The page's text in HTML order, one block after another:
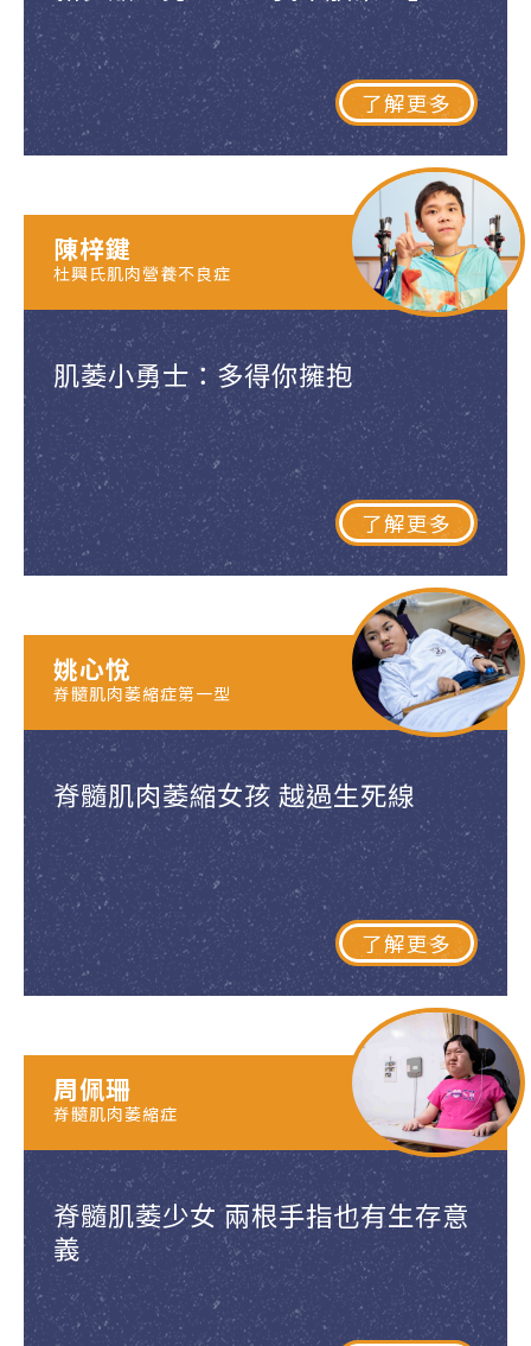
了解更多
肌萎小勇士：多得你擁抱
了解更多
陳梓鍵
杜興氏肌肉營養不良症
脊髓肌肉萎縮女孩 越過生死線
了解更多
姚心悅
脊髓肌肉萎縮症第一型
脊髓肌萎少女 兩根手指也有生存意
義
周佩珊
脊髓肌肉萎縮症